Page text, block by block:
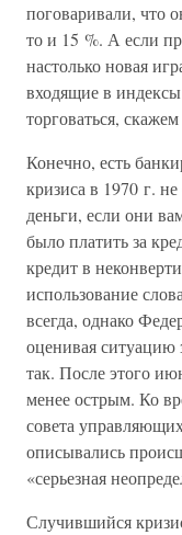
поговаривали, что
то и 15 %. А если
настолько новая
входящие в
торговаться,
Конечно, есть
кризиса в 1970 г.
деньги, если они
было платить за
кредит в
использование
всегда, однако
оценивая ситуацию
так. После этого
менее острым. Ко
совета
описывались
«серьезная
Случившийся